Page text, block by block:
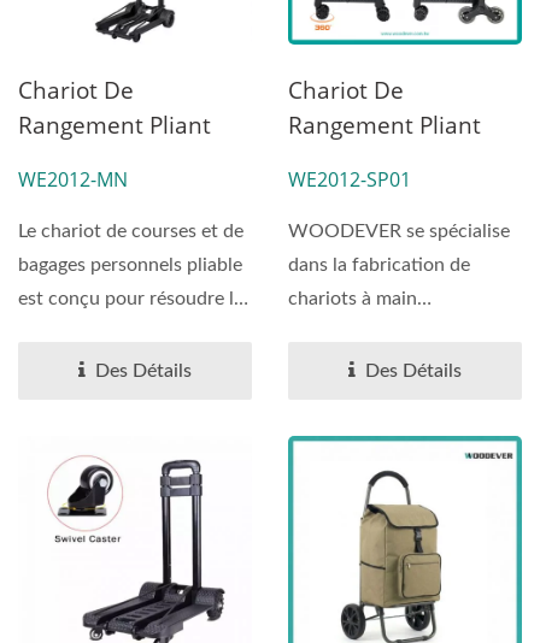
Chariot De
Rangement Pliant
Haute Charge,
Grossiste Tout-En-
Un.
WE2012-MN
Le chariot de courses et de
bagages personnels pliable
est conçu pour résoudre les
Des Détails
Chariot De
Rangement Pliant
OEM ODM Avec
Roues Pour Monter
Les Escaliers Et
Roues Rotatives À
Personnalisé.
WE2012-SP01
WOODEVER se spécialise
dans la fabrication de
chariots à main
chariot...
Des Détails